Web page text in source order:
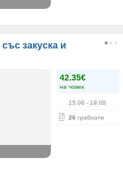
закуска и
42.35€
на човек
15.06 - 19.08
26 грабнати